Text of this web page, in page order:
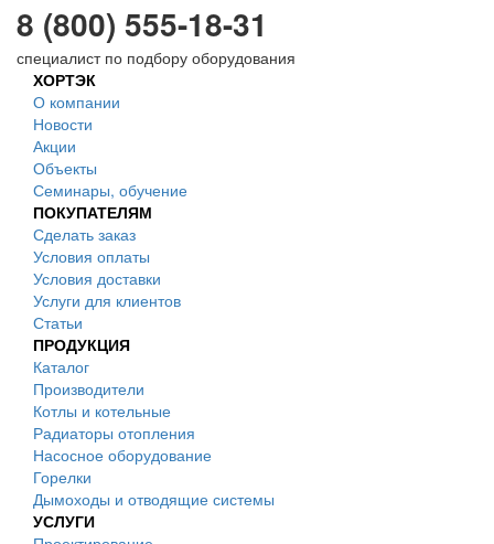
8 (800) 555-18-31
специалист по подбору оборудования
ХОРТЭК
О компании
Новости
Акции
Объекты
Семинары, обучение
ПОКУПАТЕЛЯМ
Сделать заказ
Условия оплаты
Условия доставки
Услуги для клиентов
Статьи
ПРОДУКЦИЯ
Каталог
Производители
Котлы и котельные
Радиаторы отопления
Насосное оборудование
Горелки
Дымоходы и отводящие системы
УСЛУГИ